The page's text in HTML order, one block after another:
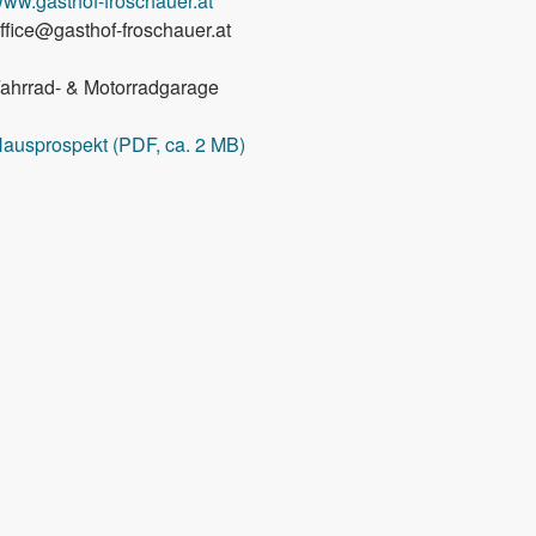
froschauer.at
& Motorradgarage
(PDF, ca. 2 MB)